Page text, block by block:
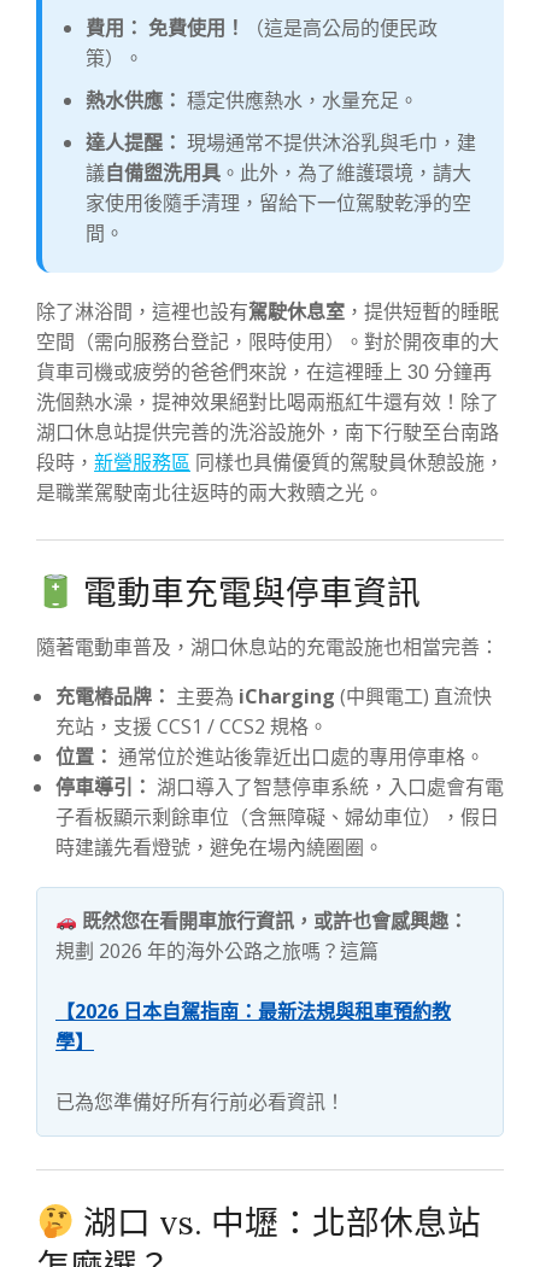
費用： 免費使用！
（這是高公局的便民政
策）。
熱水供應： 穩定供應熱水，水量充足。
達人提醒： 現場通常不提供沐浴乳與毛巾，建
議自備盥洗用具 。此外，為了維護環境，請大
家使用後隨手清理，留給下一位駕駛乾淨的空
間。
除了淋浴間，這裡也設有駕駛休息室 ，提供短暫的睡眠
空間（需向服務台登記，限時使用）。對於開夜車的大
貨車司機或疲勞的爸爸們來說，在這裡睡上 30 分鐘再
洗個熱水澡，提神效果絕對比喝兩瓶紅牛還有效！除了
湖口休息站提供完善的洗浴設施外，南下行駛至台南路
段時， 新營服務區 同樣也具備優質的駕駛員休憩設施，
是職業駕駛南北往返時的兩大救贖之光。
電動車充電與停車資訊
隨著電動車普及，湖口休息站的充電設施也相當完善：
充電樁品牌： 主要為 iCharging (中興電工) 直流快
充站，支援 CCS1 / CCS2 規格。
位置： 通常位於進站後靠近出口處的專用停車格。
停車導引： 湖口導入了智慧停車系統，入口處會有電
子看板顯示剩餘車位（含無障礙、婦幼車位），假日
時建議先看燈號，避免在場內繞圈圈。
既然您在看開車旅行資訊，或許也會感興趣：
規劃 2026 年的海外公路之旅嗎？這篇
【2026 日本自駕指南：最新法規與租車預約教
學】
已為您準備好所有行前必看資訊！
湖口 vs. 中壢：北部休息站